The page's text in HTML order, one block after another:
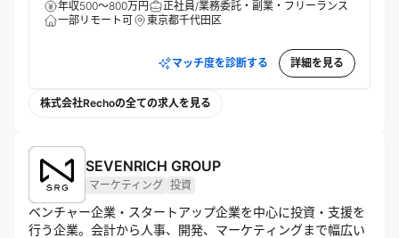
年収500～800万円
正社員/業務委託・副業・フリーランス
一部リモート可
東京都千代田区
マッチ度を診断する 詳細を見る
株式会社Rechoの全ての求人を見る
SEVENRICH GROUP
マーケティング 投資
ベンチャー企業・スタートアップ企業を中心に投資・支援を
行う企業。会計から人事、開発、マーケティングまで幅広い